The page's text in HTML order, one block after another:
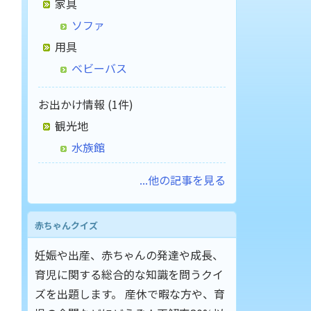
家具
ソファ
用具
ベビーバス
お出かけ情報 (1件)
観光地
水族館
...他の記事を見る
赤ちゃんクイズ
妊娠や出産、赤ちゃんの発達や成長、
育児に関する総合的な知識を問うクイ
ズを出題します。 産休で暇な方や、育